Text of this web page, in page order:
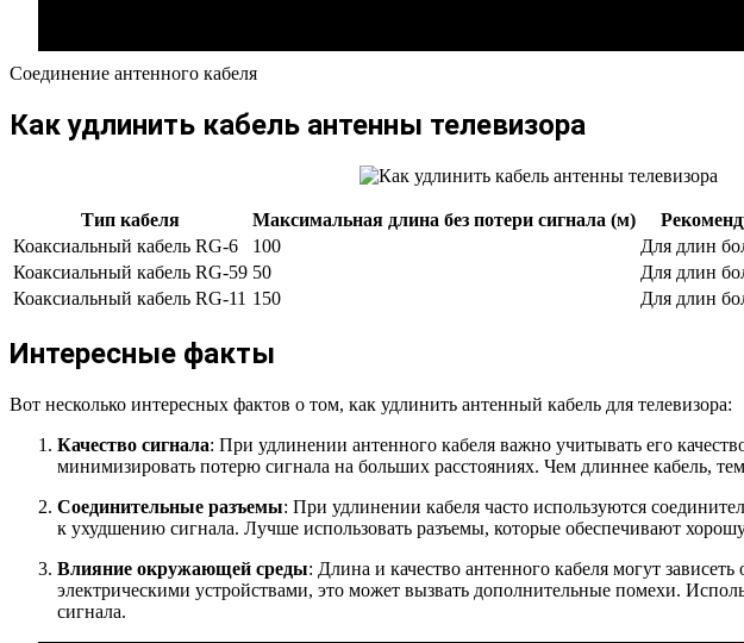
Соединение антенного кабеля
Как удлинить кабель антенны телевизора
Тип кабеля Максимальная длина без потери сигнала (м)
Коаксиальный кабель RG-6
100
Для длин
Коаксиальный кабель RG-59 50
Для длин
Коаксиальный кабель RG-11 150 Для длин
Интересные факты
Вот несколько интересных фактов о том, как удлинить антенный кабель для телевизора:
Качество сигнала: При удлинении антенного кабеля важно учитывать его
минимизировать потерю сигнала на больших расстояниях. Чем длиннее кабель,
Соединительные разъемы: При удлинении кабеля часто используются
к ухудшению сигнала. Лучше использовать разъемы, которые обеспечивают
Влияние окружающей среды: Длина и качество антенного кабеля могут
электрическими устройствами, это может вызвать дополнительные помехи.
сигнала.